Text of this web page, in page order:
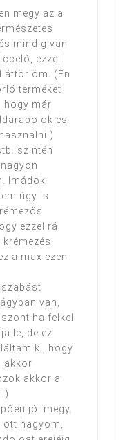
megy az a
mindig van
ezzel
áttörlöm. (Én
terméket
hogy már
és
szintén
Imádok
úgy is
ezzel rá
a max ezen
van,
ha felkel
le, de ez
ki, hogy
akkor
akkor a
jól megy.
hagyom,